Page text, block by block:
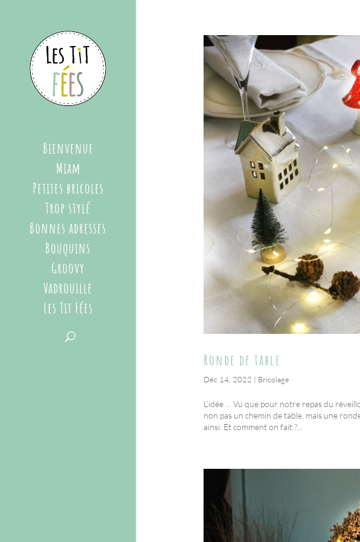
Bienvenue
Miam
Petites bricoles
Trop stylé
Bonnes adresses
Bouquins
Groovy
Vadrouille
Les Tit Fées
Ronde de table
Déc 14, 2022 | Bricolage
L’idée … Vu que pour notre repas du
non pas un chemin de table, mais une
ainsi. Et comment on fait ?...